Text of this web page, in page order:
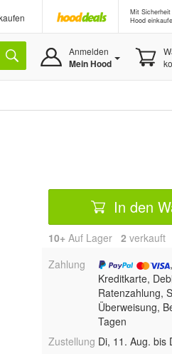
Mit Sicherheit
Hood
Anmelden
Mein Hood
In den
10+ Auf Lager 2 verkauft
Zahlung
Kreditkarte,
Ratenzahlung,
Überweisung,
Tagen
Zustellung Di, 11. Aug. bis